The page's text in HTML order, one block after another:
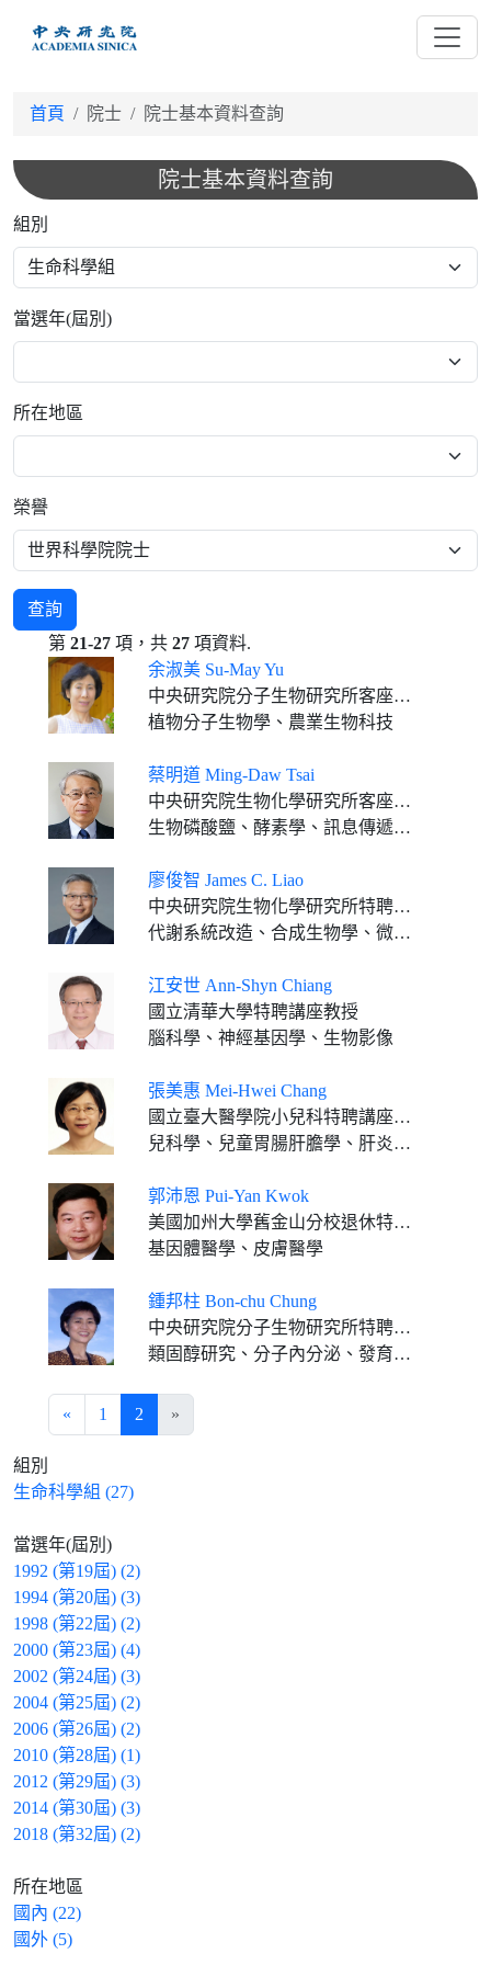
首頁 院士 院士基本資料查詢
院士基本資料查詢
組別
當選年(屆別)
所在地區
榮譽
查詢
第 21-27 項，共 27 項資料.
余淑美 Su-May Yu
中央研究院分子生物研究所客座講座
植物分子生物學、農業生物科技
蔡明道 Ming-Daw Tsai
中央研究院生物化學研究所客座講座 國立台灣大學生化科學研究所特聘研究講座教授
生物磷酸鹽、酵素學、訊息傳遞、化學與結構生物學、核磁共振、X射線晶體學、冷凍電子顯微鏡、X光自由電子雷射
廖俊智 James C. Liao
中央研究院生物化學研究所特聘研究員
代謝系統改造、合成生物學、微生物合成燃料、生物工程
江安世 Ann-Shyn Chiang
國立清華大學特聘講座教授
腦科學、神經基因學、生物影像
張美惠 Mei-Hwei Chang
國立臺大醫學院小兒科特聘講座教授
兒科學、兒童胃腸肝膽學、肝炎、癌症預防
郭沛恩 Pui-Yan Kwok
美國加州大學舊金山分校退休特聘教授
基因體醫學、皮膚醫學
鍾邦柱 Bon-chu Chung
中央研究院分子生物研究所特聘研究員
類固醇研究、分子內分泌、發育生物、斑馬魚與小鼠動物模式
« 1 2 »
組別
生命科學組 (27)
當選年(屆別)
1992 (第19屆) (2)
1994 (第20屆) (3)
1998 (第22屆) (2)
2000 (第23屆) (4)
2002 (第24屆) (3)
2004 (第25屆) (2)
2006 (第26屆) (2)
2010 (第28屆) (1)
2012 (第29屆) (3)
2014 (第30屆) (3)
2018 (第32屆) (2)
所在地區
國內 (22)
國外 (5)